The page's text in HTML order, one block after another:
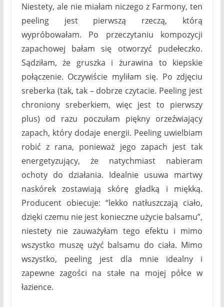
Niestety, ale nie miałam niczego z Farmony, ten
peeling jest pierwszą rzeczą, którą
wypróbowałam. Po przeczytaniu kompozycji
zapachowej bałam się otworzyć pudełeczko.
Sądziłam, że gruszka i żurawina to kiepskie
połączenie. Oczywiście myliłam się. Po zdjęciu
sreberka (tak, tak – dobrze czytacie. Peeling jest
chroniony sreberkiem, więc jest to pierwszy
plus) od razu poczułam piękny orzeźwiający
zapach, który dodaje energii. Peeling uwielbiam
robić z rana, ponieważ jego zapach jest tak
energetyzujący, że natychmiast nabieram
ochoty do działania. Idealnie usuwa martwy
naskórek zostawiają skórę gładką i miękką.
Producent obiecuje: “lekko natłuszczają ciało,
dzięki czemu nie jest konieczne użycie balsamu”,
niestety nie zauważyłam tego efektu i mimo
wszystko muszę użyć balsamu do ciała. Mimo
wszystko, peeling jest dla mnie idealny i
zapewne zagości na stałe na mojej półce w
łazience.